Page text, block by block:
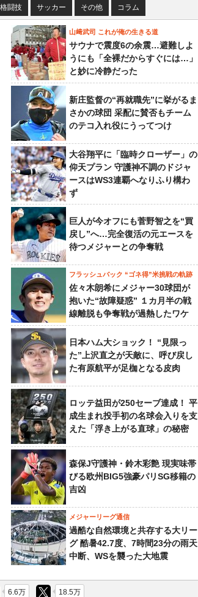
格闘技 サッカー その他 コラム
山﨑武司 これが俺の生きる道
サウナで震度6の余震…避難しよ
うにも「全裸だからすぐには…」
と妙に冷静だった
新庄監督の“再就職先”に挙がるま
さかの球団 采配に賛否もチーム
のテコ入れ役にうってつけ
大谷翔平に「臨時クローザー」の
仰天プラン 守護神不調のドジャ
ースはWS3連覇へなりふり構わ
ず
巨人が今オフにも菅野智之を“買
戻し”へ…完全復活の元エースを
待つメジャーとの争奪戦
フラッシュバック “ゴネ得”米挑戦の軌跡
佐々木朗希にメジャー30球団が
抱いた“故障疑惑” １カ月半の戦
線離脱も争奪戦が過熱したワケ
日本ハム大ショック！ “見限っ
た”上沢直之が天敵に、呼び戻し
た有原航平が足枷となる皮肉
ロッテ益田が250セーブ達成！ 平
成生まれ投手初の名球会入りを支
えた「浮き上がる直球」の秘密
森保J守護神・鈴木彩艶 現実味帯
びる欧州BIG5強豪パリSG移籍の
吉凶
メジャーリーグ通信
過酷な自然環境と共存する大リー
グ 酷暑42.7度、7時間23分の雨天
中断、WSを襲った大地震
6.6万 18.5万